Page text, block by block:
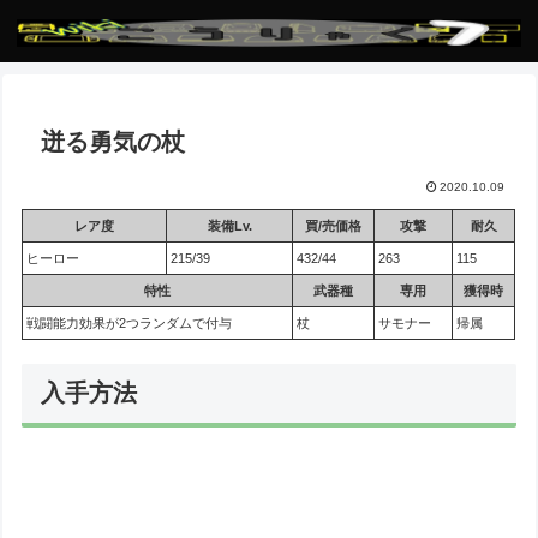
迸る勇気の杖
2020.10.09
レア度 装備Lv. 買/売価格 攻撃 耐久
ヒーロー 215/39 432/44 263 115
特性 武器種 専用 獲得時
戦闘能力効果が2つランダムで付与 杖 サモナー 帰属
入手方法